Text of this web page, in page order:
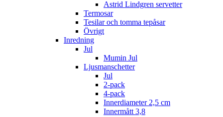
Astrid Lindgren servetter
Termosar
Tesilar och tomma tepåsar
Övrigt
Inredning
Jul
Mumin Jul
Ljusmanschetter
Jul
2-pack
4-pack
Innerdiameter 2,5 cm
Innermått 3,8